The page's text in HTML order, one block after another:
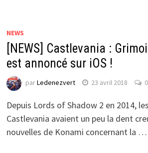
NEWS
[NEWS] Castlevania :
est annoncé sur iOS !
parLedenezvert 23 avril 2018 0
Depuis Lords of Shadow 2 en 2014,
Castlevania avaient un peu la dent
nouvelles de Konami concernant la …